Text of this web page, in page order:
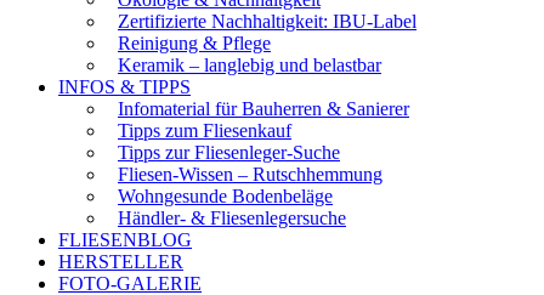
Zertifizierte Nachhaltigkeit: IBU-Label
Reinigung & Pflege
Keramik – langlebig und belastbar
INFOS & TIPPS
Infomaterial für Bauherren & Sanierer
Tipps zum Fliesenkauf
Tipps zur Fliesenleger-Suche
Fliesen-Wissen – Rutschhemmung
Wohngesunde Bodenbeläge
Händler- & Fliesenlegersuche
FLIESENBLOG
HERSTELLER
FOTO-GALERIE